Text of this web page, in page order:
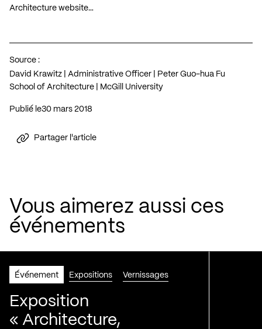
Architecture website…
Source :
David Krawitz | Administrative Officer | Peter Guo-hua Fu
School of Architecture | McGill University
Publié le 30 mars 2018
Partager l'article
Vous aimerez aussi ces
événements
Événement Expositions Vernissages
Exposition
« Architecture,